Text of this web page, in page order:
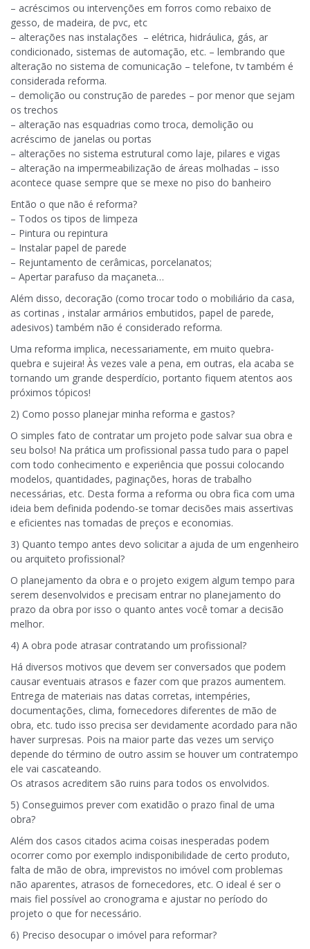
– acréscimos ou intervenções em forros como rebaixo de
gesso, de madeira, de pvc, etc
– alterações nas instalações – elétrica, hidráulica, gás, ar
condicionado, sistemas de automação, etc. – lembrando que
alteração no sistema de comunicação – telefone, tv também é
considerada reforma.
– demolição ou construção de paredes – por menor que sejam
os trechos
– alteração nas esquadrias como troca, demolição ou
acréscimo de janelas ou portas
– alterações no sistema estrutural como laje, pilares e vigas
– alteração na impermeabilização de áreas molhadas – isso
acontece quase sempre que se mexe no piso do banheiro
Então o que não é reforma?
– Todos os tipos de limpeza
– Pintura ou repintura
– Instalar papel de parede
– Rejuntamento de cerâmicas, porcelanatos;
– Apertar parafuso da maçaneta…
Além disso, decoração (como trocar todo o mobiliário da casa,
as cortinas , instalar armários embutidos, papel de parede,
adesivos) também não é considerado reforma.
Uma reforma implica, necessariamente, em muito quebra-
quebra e sujeira! Às vezes vale a pena, em outras, ela acaba se
tornando um grande desperdício, portanto fiquem atentos aos
próximos tópicos!
2) Como posso planejar minha reforma e gastos?
O simples fato de contratar um projeto pode salvar sua obra e
seu bolso! Na prática um profissional passa tudo para o papel
com todo conhecimento e experiência que possui colocando
modelos, quantidades, paginações, horas de trabalho
necessárias, etc. Desta forma a reforma ou obra fica com uma
ideia bem definida podendo-se tomar decisões mais assertivas
e eficientes nas tomadas de preços e economias.
3) Quanto tempo antes devo solicitar a ajuda de um engenheiro
ou arquiteto profissional?
O planejamento da obra e o projeto exigem algum tempo para
serem desenvolvidos e precisam entrar no planejamento do
prazo da obra por isso o quanto antes você tomar a decisão
melhor.
4) A obra pode atrasar contratando um profissional?
Há diversos motivos que devem ser conversados que podem
causar eventuais atrasos e fazer com que prazos aumentem.
Entrega de materiais nas datas corretas, intempéries,
documentações, clima, fornecedores diferentes de mão de
obra, etc. tudo isso precisa ser devidamente acordado para não
haver surpresas. Pois na maior parte das vezes um serviço
depende do término de outro assim se houver um contratempo
ele vai cascateando.
Os atrasos acreditem são ruins para todos os envolvidos.
5) Conseguimos prever com exatidão o prazo final de uma
obra?
Além dos casos citados acima coisas inesperadas podem
ocorrer como por exemplo indisponibilidade de certo produto,
falta de mão de obra, imprevistos no imóvel com problemas
não aparentes, atrasos de fornecedores, etc. O ideal é ser o
mais fiel possível ao cronograma e ajustar no período do
projeto o que for necessário.
6) Preciso desocupar o imóvel para reformar?